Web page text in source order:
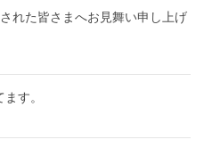
れた皆さまへお見舞い申し上げ
す。